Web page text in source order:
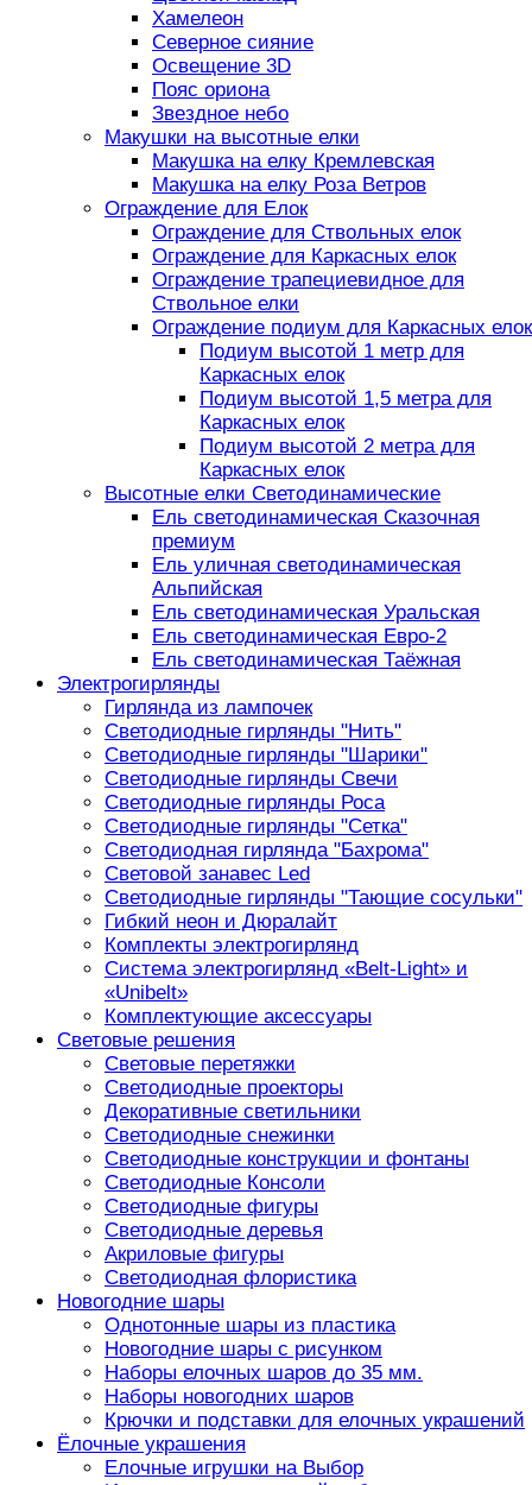
Хамелеон
Северное сияние
Освещение 3D
Пояс ориона
Звездное небо
Макушки на высотные елки
Макушка на елку Кремлевская
Макушка на елку Роза Ветров
Ограждение для Елок
Ограждение для Ствольных елок
Ограждение для Каркасных елок
Ограждение трапециевидное для
Ствольное елки
Ограждение подиум для Каркасных елок
Подиум высотой 1 метр для
Каркасных елок
Подиум высотой 1,5 метра для
Каркасных елок
Подиум высотой 2 метра для
Каркасных елок
Высотные елки Светодинамические
Ель светодинамическая Сказочная
премиум
Ель уличная светодинамическая
Альпийская
Ель светодинамическая Уральская
Ель светодинамическая Евро-2
Ель светодинамическая Таёжная
Электрогирлянды
Гирлянда из лампочек
Светодиодные гирлянды "Нить"
Светодиодные гирлянды "Шарики"
Светодиодные гирлянды Свечи
Светодиодные гирлянды Роса
Светодиодные гирлянды "Сетка"
Светодиодная гирлянда "Бахрома"
Световой занавес Led
Светодиодные гирлянды "Тающие сосульки"
Гибкий неон и Дюралайт
Комплекты электрогирлянд
Система электрогирлянд «Belt-Light» и
«Unibelt»
Комплектующие аксессуары
Световые решения
Световые перетяжки
Светодиодные проекторы
Декоративные светильники
Светодиодные снежинки
Светодиодные конструкции и фонтаны
Светодиодные Консоли
Светодиодные фигуры
Светодиодные деревья
Акриловые фигуры
Светодиодная флористика
Новогодние шары
Однотонные шары из пластика
Новогодние шары с рисунком
Наборы елочных шаров до 35 мм.
Наборы новогодних шаров
Крючки и подставки для елочных украшений
Ёлочные украшения
Елочные игрушки на Выбор